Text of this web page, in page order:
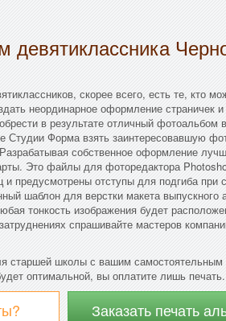
девятиклассника
скорее всего, есть те, кто
неординарное оформление страничек
в результате отличный фотоальбом
Студии Форма взять заинтересовавшую
собственное оформление
Это файлы для фоторедактора
и предусмотрены отступы для подгиба при
шаблон для верстки макета выпускного
тонкость изображения будет
спрашивайте мастеров
старшей школы с вашим самостоятельным
оптимальной, вы оплатите лишь печать.
Заказать печать